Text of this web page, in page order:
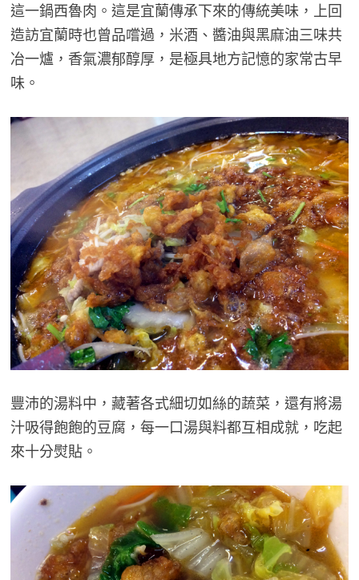
這一鍋西魯肉。這是宜蘭傳承下來的傳統美味，上回
造訪宜蘭時也曾品嚐過，米酒、醬油與黑麻油三味共
冶一爐，香氣濃郁醇厚，是極具地方記憶的家常古早
味。
豐沛的湯料中，藏著各式細切如絲的蔬菜，還有將湯
汁吸得飽飽的豆腐，每一口湯與料都互相成就，吃起
來十分熨貼。